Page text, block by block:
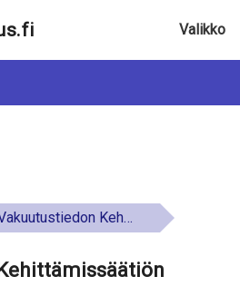
Valikko
Kehittämissäätiön apuraha